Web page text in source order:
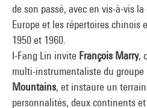
de son passé, avec en vis-à-vis
Europe et les répertoires chinois
1950 et 1960.
I-Fang Lin invite François Marry,
multi-instrumentaliste du groupe
Mountains, et instaure un
personnalités, deux continents